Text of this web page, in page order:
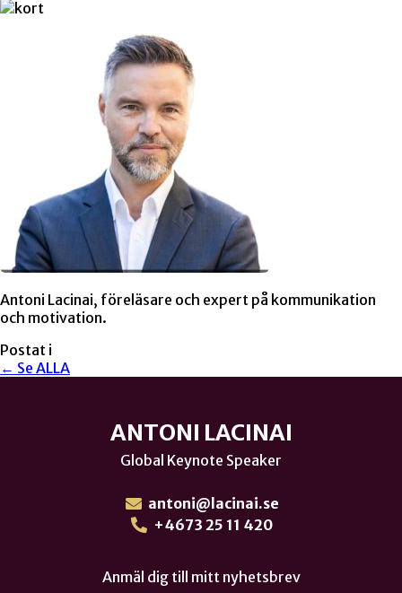
Antoni Lacinai, föreläsare och expert på kommunikation
och motivation.
Postat i
← Se ALLA
ANTONI LACINAI
Global Keynote Speaker
antoni@lacinai.se
+4673 25 11 420
Anmäl dig till mitt nyhetsbrev